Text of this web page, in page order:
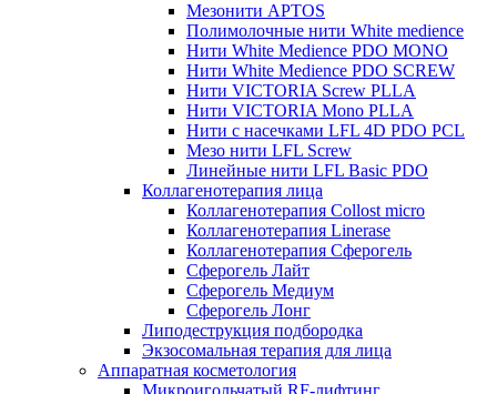
Мезонити APTOS
Полимолочные нити White medience
Нити White Medience PDO MONO
Нити White Medience PDO SCREW
Нити VICTORIA Screw PLLA
Нити VICTORIA Mono PLLA
Нити с насечками LFL 4D PDO PCL
Мезо нити LFL Screw
Линейные нити LFL Basic PDO
Коллагенотерапия лица
Коллагенотерапия Collost micro
Коллагенотерапия Linerase
Коллагенотерапия Сферогель
Сферогель Лайт
Сферогель Медиум
Сферогель Лонг
Липодеструкция подбородка
Экзосомальная терапия для лица
Аппаратная косметология
Микроигольчатый RF-лифтинг